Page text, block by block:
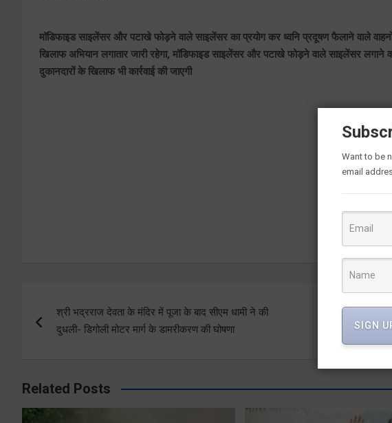
मॉडिफाइड साइलेंसर और पटाखे फोड़ने वाले साइलेंसर का प्रयोग कर ध्वनि प्रदूषण फैलाने वाले
खिलाफ अभियान लगातार जारी रहेगा, मॉडिफाइड साइलेंसर और पटाखे फोड़ने वाले साइलेंसर लगाने
दुकानदारों के खिलाफ भी कार्रवाई की जाएगी
navigation
श्री भद्रराज देवता के मंदिर में पूजा के बाद सीएम धामी ने की
दुधली- डिगोली मोटर मार्ग के डामरीकरण की घोषणा
राज्य
Related Posts
Want to be
email
SIGN